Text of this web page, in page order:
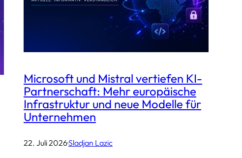
Microsoft und Mistral vertiefen KI-
Partnerschaft: Mehr europäische
Infrastruktur und neue Modelle für
Unternehmen
22. Juli 2026·Sladjan Lazic